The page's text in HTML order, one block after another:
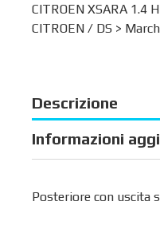
CITROEN XSARA 1.4
CITROEN / DS >
Descrizione
Informazioni
Posteriore con uscita